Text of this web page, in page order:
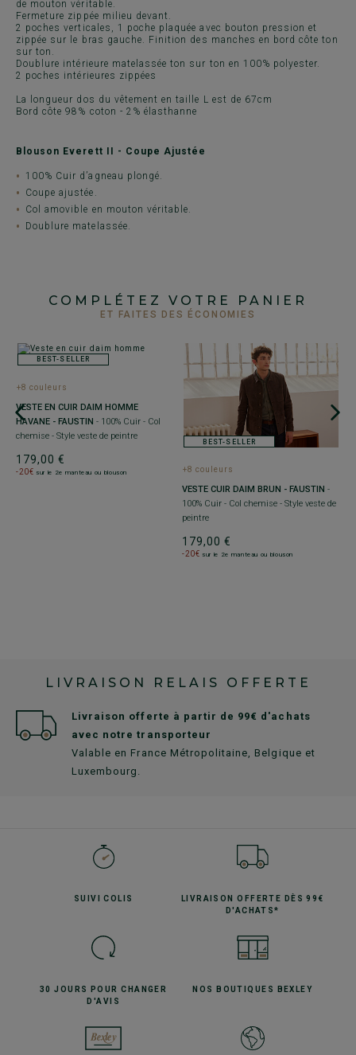
de mouton véritable.
Fermeture zippée milieu devant.
2 poches verticales, 1 poche plaquée avec bouton pression et
zippée sur le bras gauche. Finition des manches en bord côte ton
sur ton.
Doublure intérieure matelassée ton sur ton en 100% polyester.
2 poches intérieures zippées
La longueur dos du vêtement en taille L est de 67cm
Bord côte 98% coton - 2% élasthanne
Blouson Everett II - Coupe Ajustée
100% Cuir d’agneau plongé.
Coupe ajustée.
Col amovible en mouton véritable.
Doublure matelassée.
COMPLÉTEZ VOTRE PANIER
ET FAITES DES ÉCONOMIES
BEST-SELLER
+8 couleurs
VESTE EN CUIR DAIM HOMME
HAVANE - FAUSTIN - 100% Cuir - Col
chemise - Style veste de peintre
179,00 €
-20€ sur le 2e manteau ou blouson
BEST-SELLER
+8 couleurs
VESTE CUIR DAIM BRUN - FAUSTIN -
100% Cuir - Col chemise - Style veste de
peintre
179,00 €
-20€ sur le 2e manteau ou blouson
LIVRAISON RELAIS OFFERTE
Livraison offerte à partir de 99€ d'achats
avec notre transporteur
Valable en France Métropolitaine, Belgique et
Luxembourg.
SUIVICOLIS LIVRAISON OFFERTE
DÈS 99€
D'ACHATS*
30 JOURS POURCHANGER
D'AVIS
NOS BOUTIQUES BEXLEY